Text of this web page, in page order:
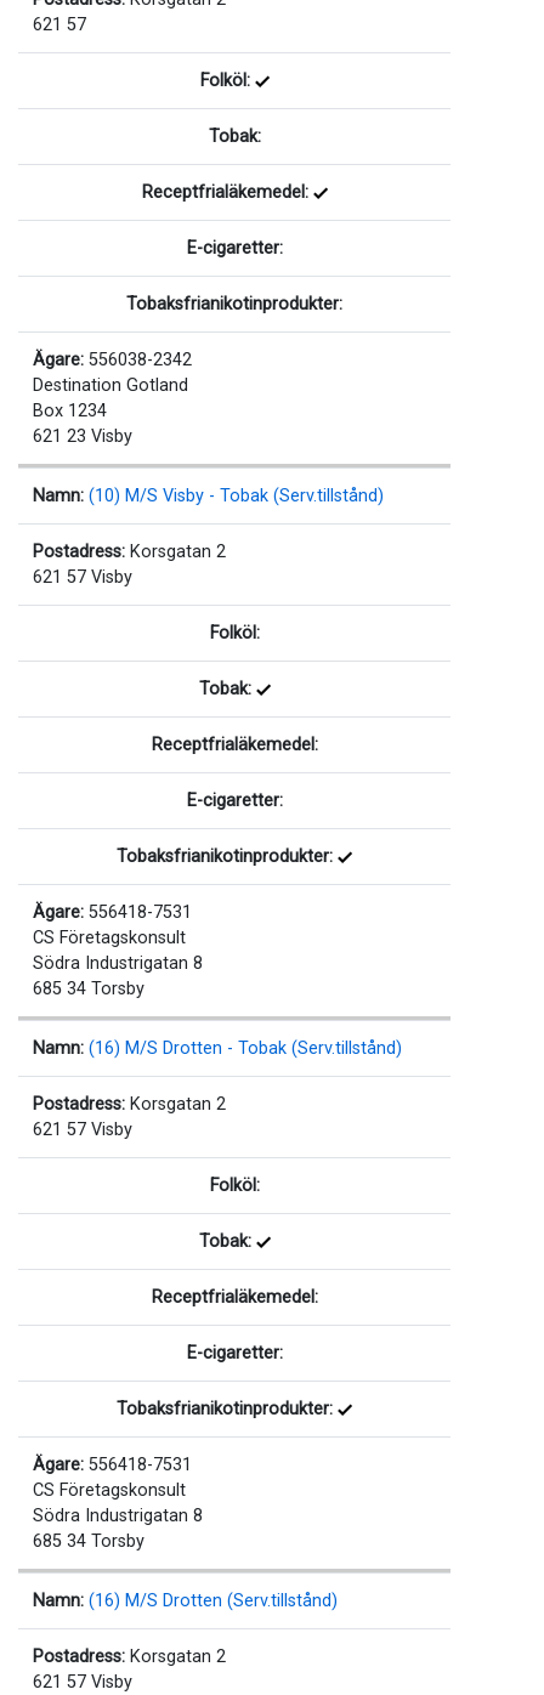
621 57
Folköl:
Tobak:
Receptfrialäkemedel:
E-cigaretter:
Tobaksfrianikotinprodukter:
Ägare: 556038-2342
Destination Gotland
Box 1234
621 23 Visby
Namn: (10) M/S Visby - Tobak (Serv.tillstånd)
Postadress: Korsgatan 2
621 57 Visby
Folköl:
Tobak:
Receptfrialäkemedel:
E-cigaretter:
Tobaksfrianikotinprodukter:
Ägare: 556418-7531
CS Företagskonsult
Södra Industrigatan 8
685 34 Torsby
Namn: (16) M/S Drotten - Tobak (Serv.tillstånd)
Postadress: Korsgatan 2
621 57 Visby
Folköl:
Tobak:
Receptfrialäkemedel:
E-cigaretter:
Tobaksfrianikotinprodukter:
Ägare: 556418-7531
CS Företagskonsult
Södra Industrigatan 8
685 34 Torsby
Namn: (16) M/S Drotten (Serv.tillstånd)
Postadress: Korsgatan 2
621 57 Visby